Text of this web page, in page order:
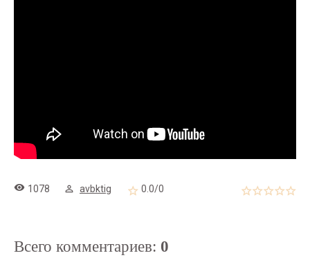
1078 avbktig 0.0/0
Всего комментариев: 0